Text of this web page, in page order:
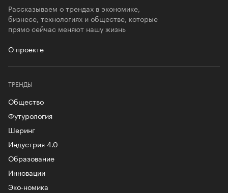
Рассказываем о трендах в экономике,
бизнесе, технологиях и обществе, которые
прямо сейчас меняют нашу жизнь
О проекте
ТРЕНДЫ
Общество
Футурология
Шеринг
Индустрия 4.0
Образование
Инновации
Эко-номика